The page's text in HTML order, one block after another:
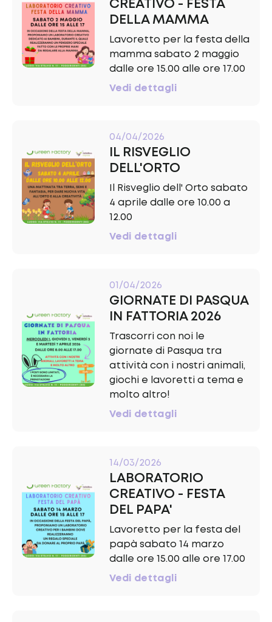
CREATIVO - FESTA
DELLA MAMMA
Lavoretto per la festa della
mamma sabato 2 maggio
dalle ore 15.00 alle ore 17.00
Vedi dettagli
04/04/2026
IL RISVEGLIO
DELL'ORTO
Il Risveglio dell' Orto sabato
4 aprile dalle ore 10.00 a
12.00
Vedi dettagli
01/04/2026
GIORNATE DI PASQUA
IN FATTORIA 2026
Trascorri con noi le
giornate di Pasqua tra
attività con i nostri animali,
giochi e lavoretti a tema e
molto altro!
Vedi dettagli
14/03/2026
LABORATORIO
CREATIVO - FESTA
DEL PAPA'
Lavoretto per la festa del
papà sabato 14 marzo
dalle ore 15.00 alle ore 17.00
Vedi dettagli